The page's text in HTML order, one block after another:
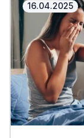
16.04.2025